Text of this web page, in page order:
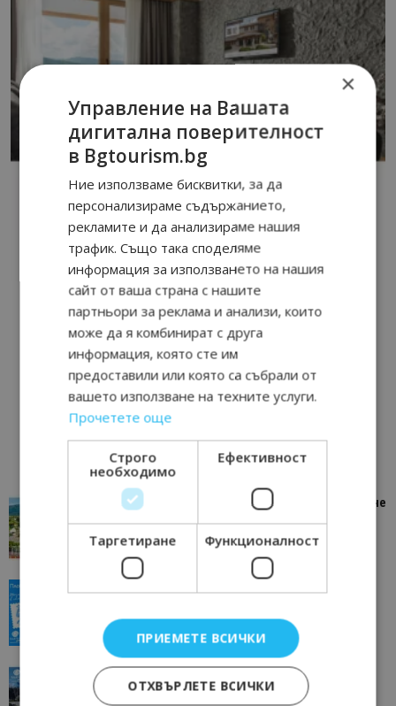
“Пощенска картичка от…”: Петрич – Изживяване
Петрич 11/07/2026 11:22
“Пощенска картичка от…”: Перник – град на
традициите, културата и вдъхновяващите...
×
Управление на Вашата
дигитална поверителност
в Bgtourism.bg
Ние използваме бисквитки, за да
персонализираме съдържанието,
рекламите и да анализираме нашия
трафик. Също така споделяме
информация за използването на нашия
сайт от ваша страна с нашите
партньори за реклама и анализи, които
може да я комбинират с друга
информация, която сте им
предоставили или която са събрали от
вашето използване на техните услуги.
Прочетете още
Строго
необходимо
Ефективност
Таргетиране Функционалност
ПРИЕМЕТЕ ВСИЧКИ
ОТХВЪРЛЕТЕ ВСИЧКИ